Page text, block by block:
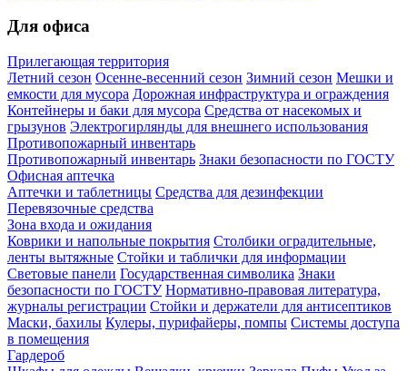
Для офиса
Прилегающая территория
Летний сезон Осенне-весенний сезон Зимний сезон Мешки и
емкости для мусора Дорожная инфраструктура и ограждения
Контейнеры и баки для мусора Средства от насекомых и
грызунов Электрогирлянды для внешнего использования
Противопожарный инвентарь
Противопожарный инвентарь Знаки безопасности по ГОСТУ
Офисная аптечка
Аптечки и таблетницы Средства для дезинфекции
Перевязочные средства
Зона входа и ожидания
Коврики и напольные покрытия Столбики оградительные,
ленты вытяжные Стойки и таблички для информации
Световые панели Государственная символика Знаки
безопасности по ГОСТУ Нормативно-правовая литература,
журналы регистрации Стойки и держатели для антисептиков
Маски, бахилы Кулеры, пурифайеры, помпы Системы доступа
в помещения
Гардероб